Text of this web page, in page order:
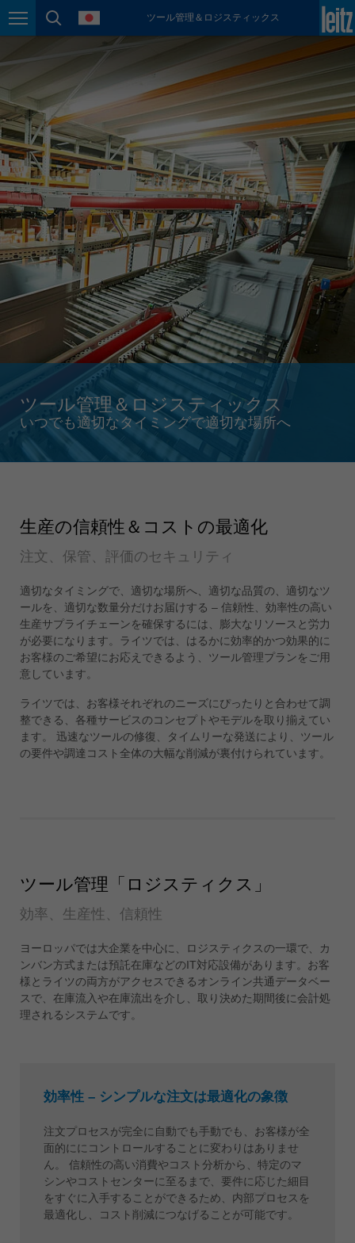
Page navigation
page search
languageツール管理＆ロジスティックス
México
español
Nederland
nederlands
Österreich
deutsch
Polska
polski
Portugal
português
România
Română
Schweiz
deutsch français
Singapore
english
Slovenija
slovenski
Suomi
english
türkçe
USA
english
Việt Nam
tiếng việt
中文
ประเทศไทย
ไทย
ツール管理＆ロジスティックス
いつでも適切なタイミングで適切な場所へ
生産の信頼性＆コストの最適化
注文、保管、評価のセキュリティ
適切なタイミングで、適切な場所へ、適切な品質の、適切なツ
ールを、適切な数量分だけお届けする – 信頼性、効率性の高い
生産サプライチェーンを確保するには、膨大なリソースと労力
が必要になります。ライツでは、はるかに効率的かつ効果的に
お客様のご希望にお応えできるよう、ツール管理プランをご用
意しています。
ライツでは、お客様それぞれのニーズにぴったりと合わせて調
整できる、各種サービスのコンセプトやモデルを取り揃えてい
ます。 迅速なツールの修復、タイムリーな発送により、ツール
の要件や調達コスト全体の大幅な削減が裏付けられています。
ツール管理「ロジスティクス」
効率、生産性、信頼性
ヨーロッパでは大企業を中心に、ロジスティクスの一環で、カ
ンバン方式または預託在庫などのIT対応設備があります。お客
様とライツの両方がアクセスできるオンライン共通データベー
スで、在庫流入や在庫流出を介し、取り決めた期間後に会計処
理されるシステムです。
効率性 – シンプルな注文は最適化の象徴
注文プロセスが完全に自動でも手動でも、お客様が全
面的ににコントロールすることに変わりはありませ
ん。 信頼性の高い消費やコスト分析から、特定のマ
シンやコストセンターに至るまで、要件に応じた細目
をすぐに入手することができるため、内部プロセスを
最適化し、コスト削減につなげることが可能です。